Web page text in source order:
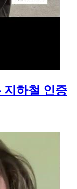
지하철 인증